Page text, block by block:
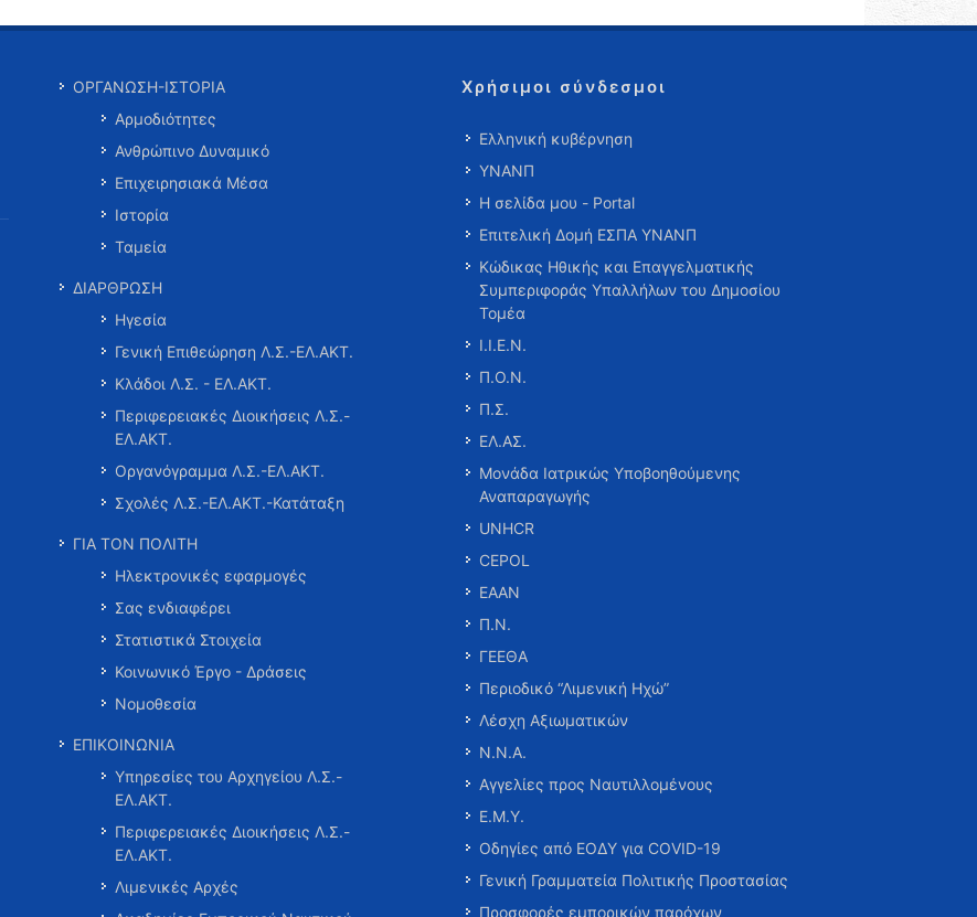
ΟΡΓΑΝΩΣΗ-ΙΣΤΟΡΙΑ
Αρμοδιότητες
Ανθρώπινο Δυναμικό
Επιχειρησιακά Μέσα
Ιστορία
Ταμεία
ΔΙΑΡΘΡΩΣΗ
Ηγεσία
Γενική Επιθεώρηση Λ.Σ.-ΕΛ.ΑΚΤ.
Κλάδοι Λ.Σ. - ΕΛ.ΑΚΤ.
Περιφερειακές Διοικήσεις Λ.Σ.-
ΕΛ.ΑΚΤ.
Οργανόγραμμα Λ.Σ.-ΕΛ.ΑΚΤ.
Σχολές Λ.Σ.-ΕΛ.ΑΚΤ.-Κατάταξη
ΓΙΑ ΤΟΝ ΠΟΛΙΤΗ
Ηλεκτρονικές εφαρμογές
Σας ενδιαφέρει
Στατιστικά Στοιχεία
Κοινωνικό Έργο - Δράσεις
Νομοθεσία
ΕΠΙΚΟΙΝΩΝΙΑ
Υπηρεσίες του Αρχηγείου Λ.Σ.-
ΕΛ.ΑΚΤ.
Περιφερειακές Διοικήσεις Λ.Σ.-
ΕΛ.ΑΚΤ.
Λιμενικές Αρχές
Χρήσιμοι σύνδεσμοι
Ελληνική κυβέρνηση
ΥΝΑΝΠ
Η σελίδα μου - Portal
Επιτελική Δομή ΕΣΠΑ ΥΝΑΝΠ
Κώδικας Ηθικής και Επαγγελματικής
Συμπεριφοράς Υπαλλήλων του Δημοσίου
Τομέα
Ι.Ι.Ε.Ν.
Π.Ο.Ν.
Π.Σ.
ΕΛ.ΑΣ.
Μονάδα Ιατρικώς Υποβοηθούμενης
Αναπαραγωγής
UNHCR
CEPOL
ΕΑΑΝ
Π.Ν.
ΓΕΕΘΑ
Περιοδικό “Λιμενική Ηχώ”
Λέσχη Αξιωματικών
Ν.Ν.Α.
Αγγελίες προς Ναυτιλλομένους
Ε.Μ.Υ.
Οδηγίες από ΕΟΔΥ για COVID-19
Γενική Γραμματεία Πολιτικής Προστασίας
Προσφορές εμπορικών παρόχων